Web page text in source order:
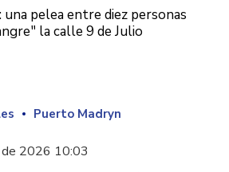
una pelea entre diez personas
la calle 9 de Julio
Puerto Madryn
2026 10:03